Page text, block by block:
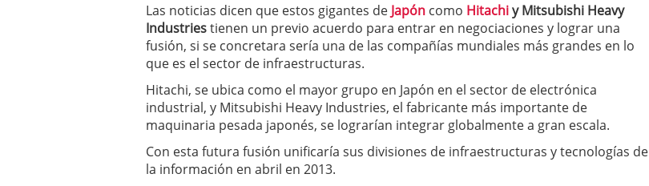
Las noticias dicen que estos gigantes de Japón como Hitachiy Mitsubishi Heavy
Industriestienen un previo acuerdo para entrar en negociaciones y lograr una
fusión, si se concretara sería una de las compañías mundiales más grandes en lo
que es el sector de infraestructuras.
Hitachi, se ubica como el mayor grupo en Japón en el sector de electrónica
industrial, y Mitsubishi Heavy Industries, el fabricante más importante de
maquinaria pesada japonés, se lograrían integrar globalmente a gran escala.
Con esta futura fusión unificaría sus divisiones de infraestructuras y tecnologías de
la información en abril en 2013.